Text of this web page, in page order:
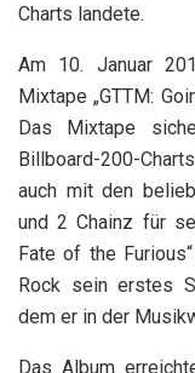
Charts landete.
Am 10. Januar
Mixtape „GTTM:
Das Mixtape
Billboard-200-
auch mit den
und 2 Chainz für
Fate of the
Rock sein erstes
dem er in der
Das Album